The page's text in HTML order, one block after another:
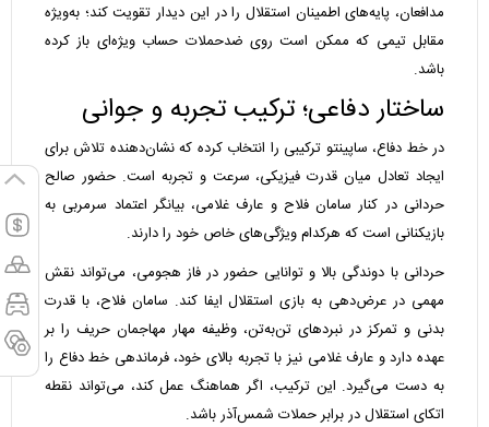
مدافعان، پایه‌های اطمینان استقلال را در این دیدار تقویت کند؛ به‌ویژه
مقابل تیمی که ممکن است روی ضدحملات حساب ویژه‌ای باز کرده
باشد.
ساختار دفاعی؛ ترکیب تجربه و جوانی
در خط دفاع، ساپینتو ترکیبی را انتخاب کرده که نشان‌دهنده تلاش برای
ایجاد تعادل میان قدرت فیزیکی، سرعت و تجربه است. حضور صالح
حردانی در کنار سامان فلاح و عارف غلامی، بیانگر اعتماد سرمربی به
بازیکنانی است که هرکدام ویژگی‌های خاص خود را دارند.
حردانی با دوندگی بالا و توانایی حضور در فاز هجومی، می‌تواند نقش
مهمی در عرض‌دهی به بازی استقلال ایفا کند. سامان فلاح، با قدرت
بدنی و تمرکز در نبردهای تن‌به‌تن، وظیفه مهار مهاجمان حریف را بر
عهده دارد و عارف غلامی نیز با تجربه بالای خود، فرماندهی خط دفاع را
به دست می‌گیرد. این ترکیب، اگر هماهنگ عمل کند، می‌تواند نقطه
اتکای استقلال در برابر حملات شمس‌آذر باشد.